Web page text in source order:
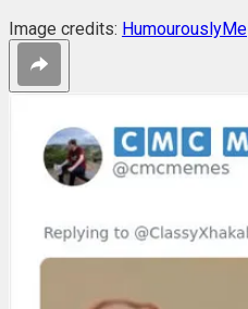
Image credits: HumourouslyMe